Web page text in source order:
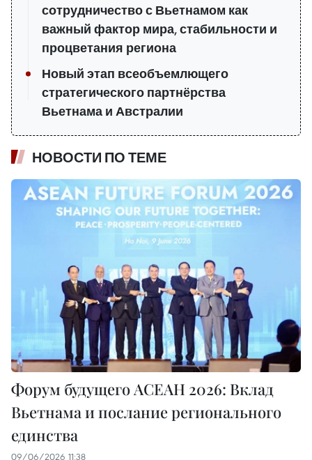
сотрудничество с Вьетнамом как
важный фактор мира, стабильности и
процветания региона
Новый этап всеобъемлющего
стратегического партнёрства
Вьетнама и Австралии
НОВОСТИ ПО ТЕМЕ
Форум будущего АСЕАН 2026: Вклад
Вьетнама и послание регионального
единства
09/06/2026 11:38